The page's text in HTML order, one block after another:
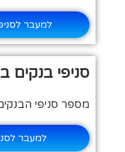
למעבר
סניפי בנקים
מספר סניפי הבנקים
למעבר